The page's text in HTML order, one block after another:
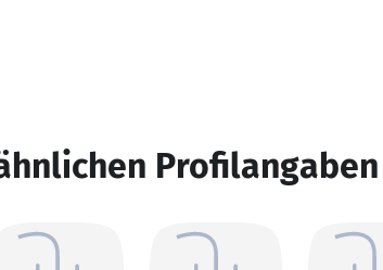
Profilangaben